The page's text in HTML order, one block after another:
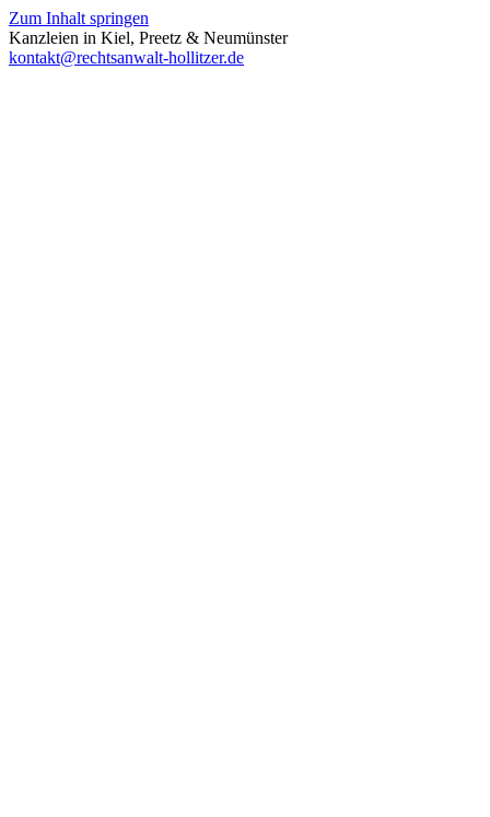
Zum Inhalt springen
Kanzleien in Kiel, Preetz & Neumünster
kontakt@rechtsanwalt-hollitzer.de